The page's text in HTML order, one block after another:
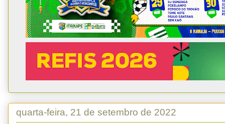
quarta-feira, 21 de setembro de 2022